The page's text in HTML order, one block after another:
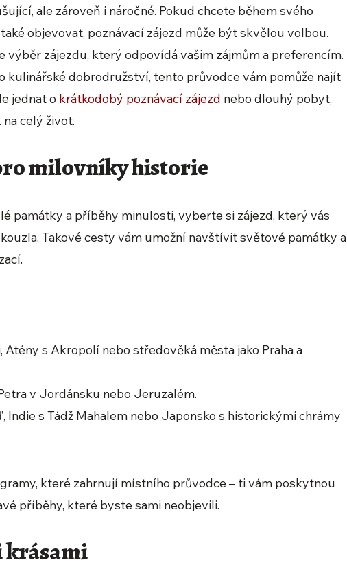
ale zároveň i náročné. Pokud chcete během svého
objevovat, poznávací zájezd může být skvělou volbou.
výběr zájezdu, který odpovídá vašim zájmům a preferencím.
kulinářské dobrodružství, tento průvodce vám pomůže najít
jednat o krátkodobý poznávací zájezd nebo dlouhý pobyt,
celý život.
milovníky historie
památky a příběhy minulosti, vyberte si zájezd, který vás
Takové cesty vám umožní navštívit světové památky a
Atény s Akropolí nebo středověká města jako Praha a
v Jordánsku nebo Jeruzalém.
Indie s Tádž Mahalem nebo Japonsko s historickými chrámy
které zahrnují místního průvodce – ti vám poskytnou
příběhy, které byste sami neobjevili.
krásami